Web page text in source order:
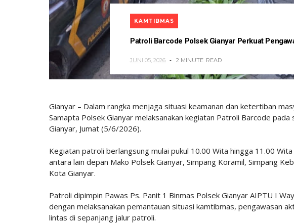
KAMTIBMAS
Patroli Barcode Polsek Gianyar Perkuat
JUNI 05, 2026 2 MINUTE READ
Gianyar – Dalam rangka menjaga situasi keamanan dan ketertiban
Samapta Polsek Gianyar melaksanakan kegiatan Patroli Barcode
Gianyar, Jumat (5/6/2026).
Kegiatan patroli berlangsung mulai pukul 10.00 Wita hingga 11.00
antara lain depan Mako Polsek Gianyar, Simpang Koramil, Simpang
Kota Gianyar.
Patroli dipimpin Pawas Ps. Panit 1 Binmas Polsek Gianyar AIPTU I
dengan melaksanakan pemantauan situasi kamtibmas, pengawasan
lintas di sepanjang jalur patroli.